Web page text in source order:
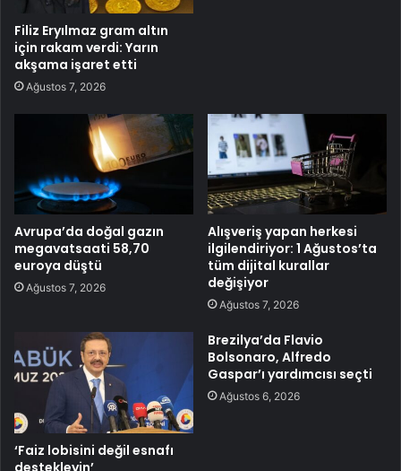
Filiz Eryılmaz gram altın
için rakam verdi: Yarın
akşama işaret etti
Ağustos 7, 2026
Avrupa’da doğal gazın
megavatsaati 58,70
euroya düştü
Ağustos 7, 2026
Alışveriş yapan herkesi
ilgilendiriyor: 1 Ağustos’ta
tüm dijital kurallar
değişiyor
Ağustos 7, 2026
‘Faiz lobisini değil esnafı
Brezilya’da Flavio
Bolsonaro, Alfredo
Gaspar’ı yardımcısı seçti
Ağustos 6, 2026